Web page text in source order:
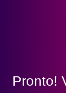
Pronto!